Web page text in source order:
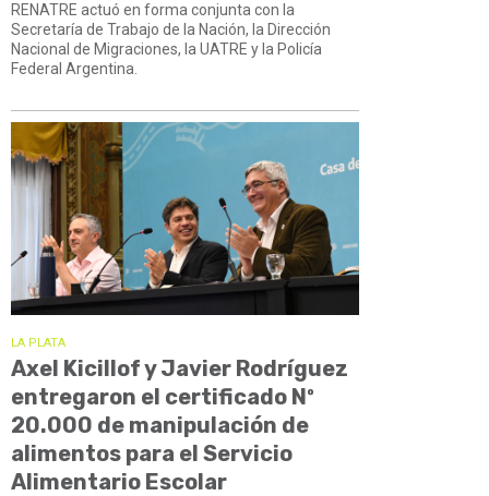
RENATRE actuó en forma conjunta con la
Secretaría de Trabajo de la Nación, la Dirección
Nacional de Migraciones, la UATRE y la Policía
Federal Argentina.
LA PLATA
Axel Kicillof y Javier Rodríguez
entregaron el certificado Nº
20.000 de manipulación de
alimentos para el Servicio
Alimentario Escolar